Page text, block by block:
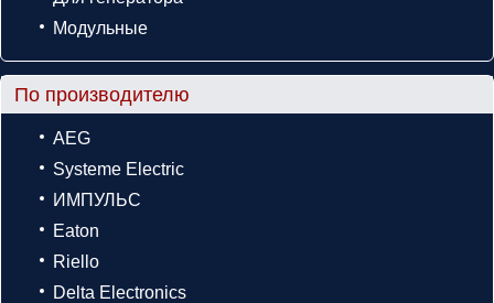
Модульные
По производителю
AEG
Systeme Electric
ИМПУЛЬС
Eaton
Riello
Delta Electronics